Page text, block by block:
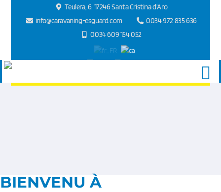
Teulera, 6. 17246 Santa Cristina d'Aro
info@caravaning-esguard.com
0034 972 835 636
0034 609 154 052
BIENVENU À